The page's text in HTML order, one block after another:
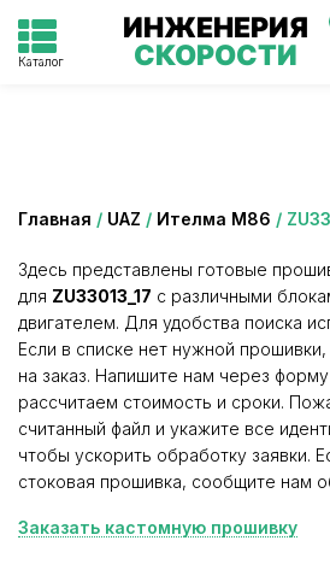
Каталог
ИНЖЕНЕРИЯ
СКОРОСТИ
Главная / UAZ / Ителма М86 /
Здесь представлены готовые
для ZU33013_17 с различными
двигателем. Для удобства поиска
Если в списке нет нужной
на заказ. Напишите нам через
рассчитаем стоимость и сроки.
считанный файл и укажите все
чтобы ускорить обработку заявки.
стоковая прошивка, сообщите нам
Заказать кастомную прошивку